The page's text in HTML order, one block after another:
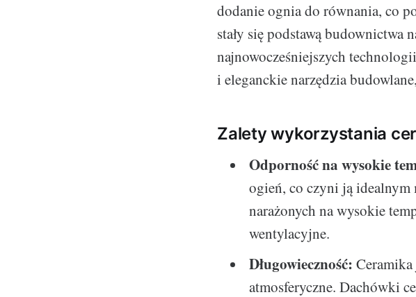
dodanie ognia do równania, co
stały się podstawą budownictwa
najnowocześniejszych
i eleganckie narzędzia
Zalety wykorzystania
Odporność na wysokie
ogień, co czyni ją idealnym
narażonych na wysokie
wentylacyjne.
Długowieczność:
atmosferyczne. Dachówki